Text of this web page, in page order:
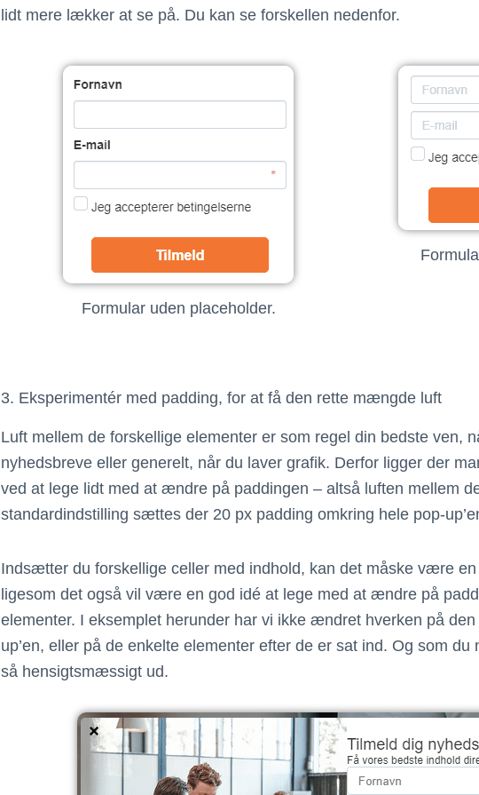
lidt mere lækker at se på. Du kan se forskellen nedenfor.
Formular uden placeholder.
3. Eksperimentér med padding, for at få den rette mængde luft
Luft mellem de forskellige elementer er som regel din bedste ven,
nyhedsbreve eller generelt, når du laver grafik. Derfor ligger der
ved at lege lidt med at ændre på paddingen – altså luften mellem
standardindstilling sættes der 20 px padding omkring hele pop-
Indsætter du forskellige celler med indhold, kan det måske være
ligesom det også vil være en god idé at lege med at ændre på
elementer. I eksemplet herunder har vi ikke ændret hverken på
up’en, eller på de enkelte elementer efter de er sat ind. Og som
så hensigtsmæssigt ud.